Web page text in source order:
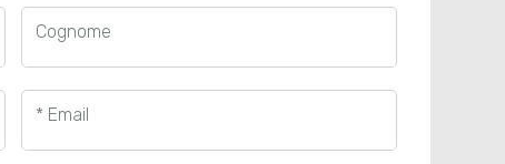
Cognome
* Email